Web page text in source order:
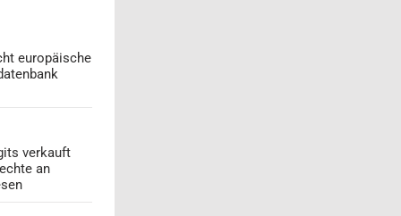
europäische
verkauft
an